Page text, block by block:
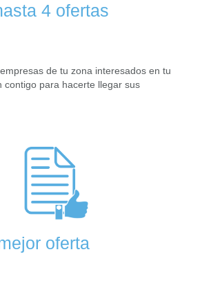
4 ofertas
de tu zona interesados en tu
contigo para hacerte llegar sus
oferta